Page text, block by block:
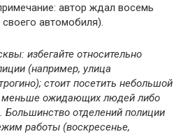
автор ждал восемь
автомобиля).
избегайте относительно
(например, улица
стоит посетить небольшой
меньше ожидающих людей либо
отделений полиции
работы (воскресенье,